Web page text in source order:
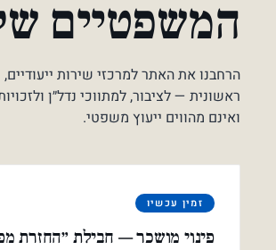
המשפטיים
הרחבנו את האתר למרכזי שירות
ראשונית — לציבור, למתווכי נדל״ן
ואינם מהווים ייעוץ משפטי.
זמין עכשיו
פינוי מושכר — חבילת ״החזרת